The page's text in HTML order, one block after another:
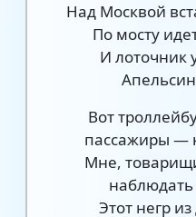
Над Москвой
По мосту
И лоточник
Вот
пассажиры —
Мне,
Этот негр